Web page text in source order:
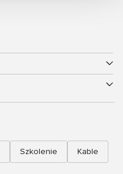
Szkolenie Kable